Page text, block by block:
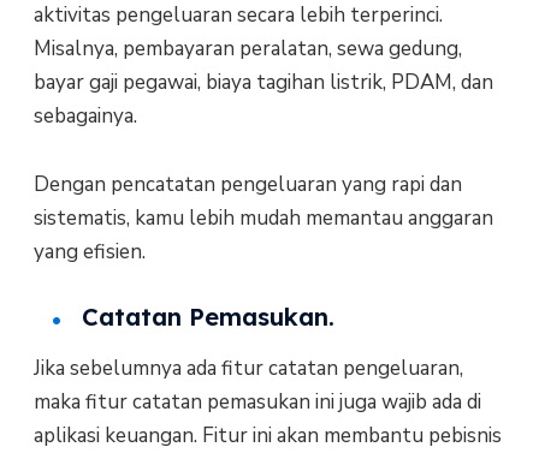
aktivitas pengeluaran secara lebih terperinci.
Misalnya, pembayaran peralatan, sewa gedung,
bayar gaji pegawai, biaya tagihan listrik, PDAM, dan
sebagainya.
Dengan pencatatan pengeluaran yang rapi dan
sistematis, kamu lebih mudah memantau anggaran
yang efisien.
Catatan Pemasukan.
Jika sebelumnya ada fitur catatan pengeluaran,
maka fitur catatan pemasukan ini juga wajib ada di
aplikasi keuangan. Fitur ini akan membantu pebisnis